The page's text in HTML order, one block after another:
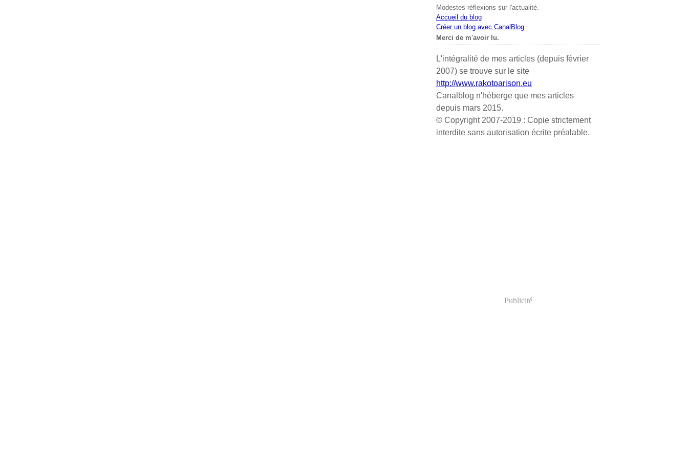
Modestes réflexions sur l'actualité.
Accueil du blog
Créer un blog avec CanalBlog
Merci de m'avoir lu.
L'intégralité de mes articles (depuis février
2007) se trouve sur le site
http://www.rakotoarison.eu
Canalblog n'héberge que mes articles
depuis mars 2015.
© Copyright 2007-2019 : Copie strictement
interdite sans autorisation écrite préalable.
Publicité